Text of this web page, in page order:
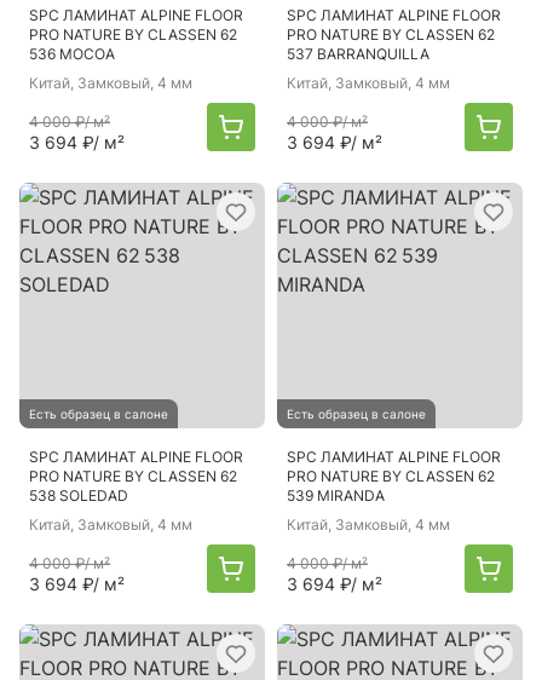
SPC ЛАМИНАТ ALPINE FLOOR
PRO NATURE BY CLASSEN 62
536 MOCOA
Китай, Замковый, 4 мм
4 000 ₽/ м²
3 694 ₽/ м²
SPC ЛАМИНАТ ALPINE FLOOR
PRO NATURE BY CLASSEN 62
537 BARRANQUILLA
Китай, Замковый, 4 мм
4 000 ₽/ м²
3 694 ₽/ м²
Есть образец в салоне
SPC ЛАМИНАТ ALPINE FLOOR
PRO NATURE BY CLASSEN 62
538 SOLEDAD
Китай, Замковый, 4 мм
4 000 ₽/ м²
3 694 ₽/ м²
Есть образец в салоне
SPC ЛАМИНАТ ALPINE FLOOR
PRO NATURE BY CLASSEN 62
539 MIRANDA
Китай, Замковый, 4 мм
4 000 ₽/ м²
3 694 ₽/ м²